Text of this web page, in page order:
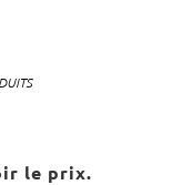
le prix.